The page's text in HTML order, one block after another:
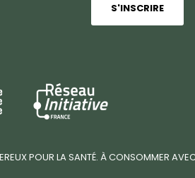
S'INSCRIRE
POUR LA SANTÉ. À CONSOMMER